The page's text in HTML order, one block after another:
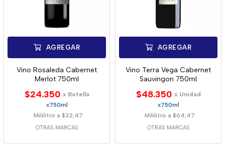
AGREGAR
Vino Rosaleda Cabernet
Merlot 750ml
$24.350 x Botella
x750ml
Mililitro a $32,47
OTRAS MARCAS
AGREGAR
Vino Terra Vega Cabernet
Sauvingon 750ml
$48.350 x Unidad
x750ml
Mililitro a $64,47
OTRAS MARCAS